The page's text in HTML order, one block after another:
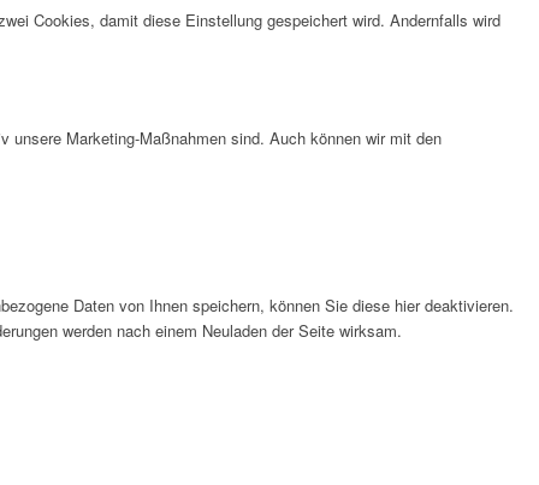
Cookies, damit diese Einstellung gespeichert wird. Andernfalls wird
Marketing-Maßnahmen sind. Auch können wir mit den
Daten von Ihnen speichern, können Sie diese hier deaktivieren.
werden nach einem Neuladen der Seite wirksam.